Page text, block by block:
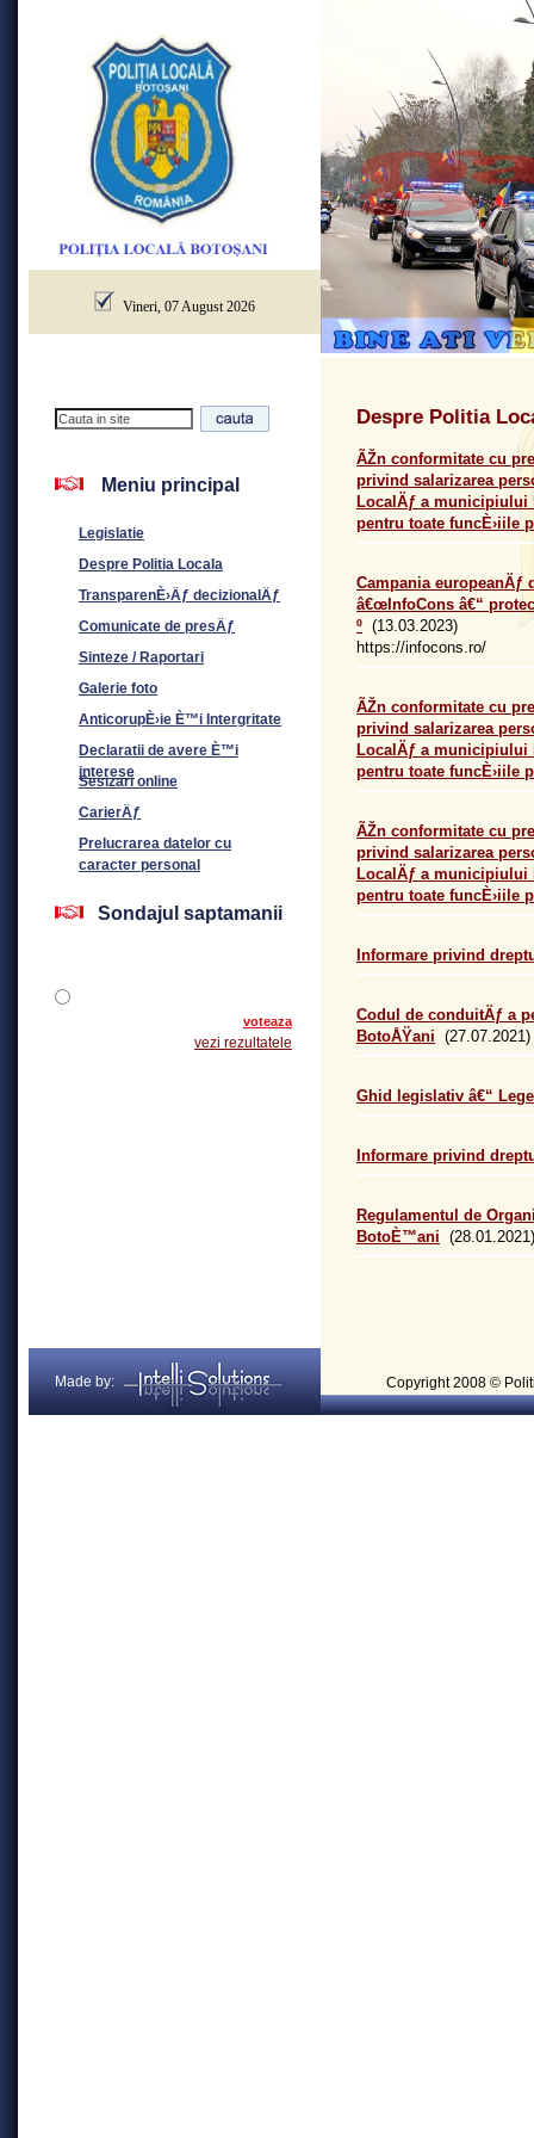
Vineri, 07 August 2026
Despre Politia
ÃŽn conformitate cu
privind salarizarea
LocalÄƒ a
pentru toate funcÈ›iile
Campania
â€œInfoCons â€“
º (13.03.2023)
https://infocons.ro/
ÃŽn conformitate cu
privind salarizarea
LocalÄƒ a
pentru toate funcÈ›iile
ÃŽn conformitate cu
privind salarizarea
LocalÄƒ a
pentru toate funcÈ›iile
Informare privind
Codul de conduitÄƒ a
BotoÅŸani (27.07.2021)
Ghid legislativ â€“
Informare privind
Regulamentul de
BotoÈ™ani (28.01.2021)
Meniu principal
Legislatie
Despre Politia Locala
TransparenÈ›Äƒ decizionalÄƒ
Comunicate de presÄƒ
Sinteze / Raportari
Galerie foto
AnticorupÈ›ie È™i Intergritate
Declaratii de avere È™i
interese
Sesizari online
CarierÄƒ
Prelucrarea datelor cu
caracter personal
Sondajul saptamanii
voteaza
vezi rezultatele
Copyright 2008 ©
Made by: